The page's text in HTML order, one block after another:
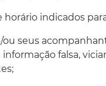
horário indicados
seus
falsa,